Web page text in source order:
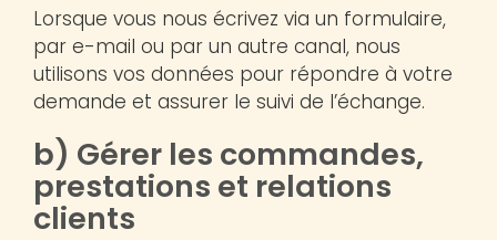
Lorsque vous nous écrivez via un formulaire,
par e-mail ou par un autre canal, nous
utilisons vos données pour répondre à votre
demande et assurer le suivi de l’échange.
b) Gérer les commandes,
prestations et relations
clients